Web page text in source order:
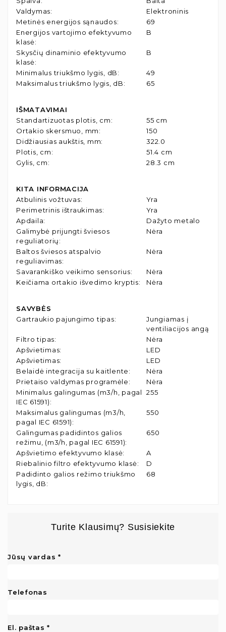
Valdymas:
Elektroninis
Metinės energijos sąnaudos:
69
Energijos vartojimo efektyvumo
klasė:
B
Skysčių dinaminio efektyvumo
klasė:
B
Minimalus triukšmo lygis, dB:
49
Maksimalus triukšmo lygis, dB: 65
IŠMATAVIMAI
Standartizuotas plotis, cm:
55 cm
Ortakio skersmuo, mm:
150
Didžiausias aukštis, mm:
322.0
Plotis, cm:
51.4 cm
Gylis, cm: 28.3 cm
KITA INFORMACIJA
Atbulinis vožtuvas:
Yra
Perimetrinis ištraukimas:
Yra
Apdaila:
Dažyto metalo
Galimybė prijungti šviesos
reguliatorių:
Nėra
Baltos šviesos atspalvio
reguliavimas:
Nėra
Savarankiško veikimo sensorius:
Nėra
Keičiama ortakio išvedimo kryptis: Nėra
SAVYBĖS
Gartraukio pajungimo tipas:
Jungiamas į
ventiliacijos angą
Filtro tipas:
Nėra
Apšvietimas:
LED
Apšvietimas:
LED
Belaidė integracija su kaitlente:
Nėra
Prietaiso valdymas programėle:
Nėra
Minimalus galingumas (m3/h, pagal
IEC 61591):
255
Maksimalus galingumas (m3/h,
pagal IEC 61591):
550
Galingumas padidintos galios
režimu, (m3/h, pagal IEC 61591):
650
Apšvietimo efektyvumo klasė:
A
Riebalinio filtro efektyvumo klasė:
D
Padidinto galios režimo triukšmo
lygis, dB:
68
Turite Klausimų? Susisiekite
Jūsų vardas
Telefonas
El. paštas